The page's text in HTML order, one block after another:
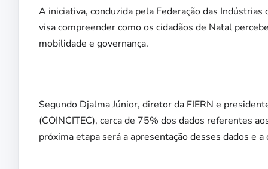
A iniciativa, conduzida pela Federação das
visa compreender como os cidadãos de Natal
mobilidade e governança.
Segundo Djalma Júnior, diretor da FIERN e
(COINCITEC), cerca de 75% dos dados referentes
próxima etapa será a apresentação desses dados e